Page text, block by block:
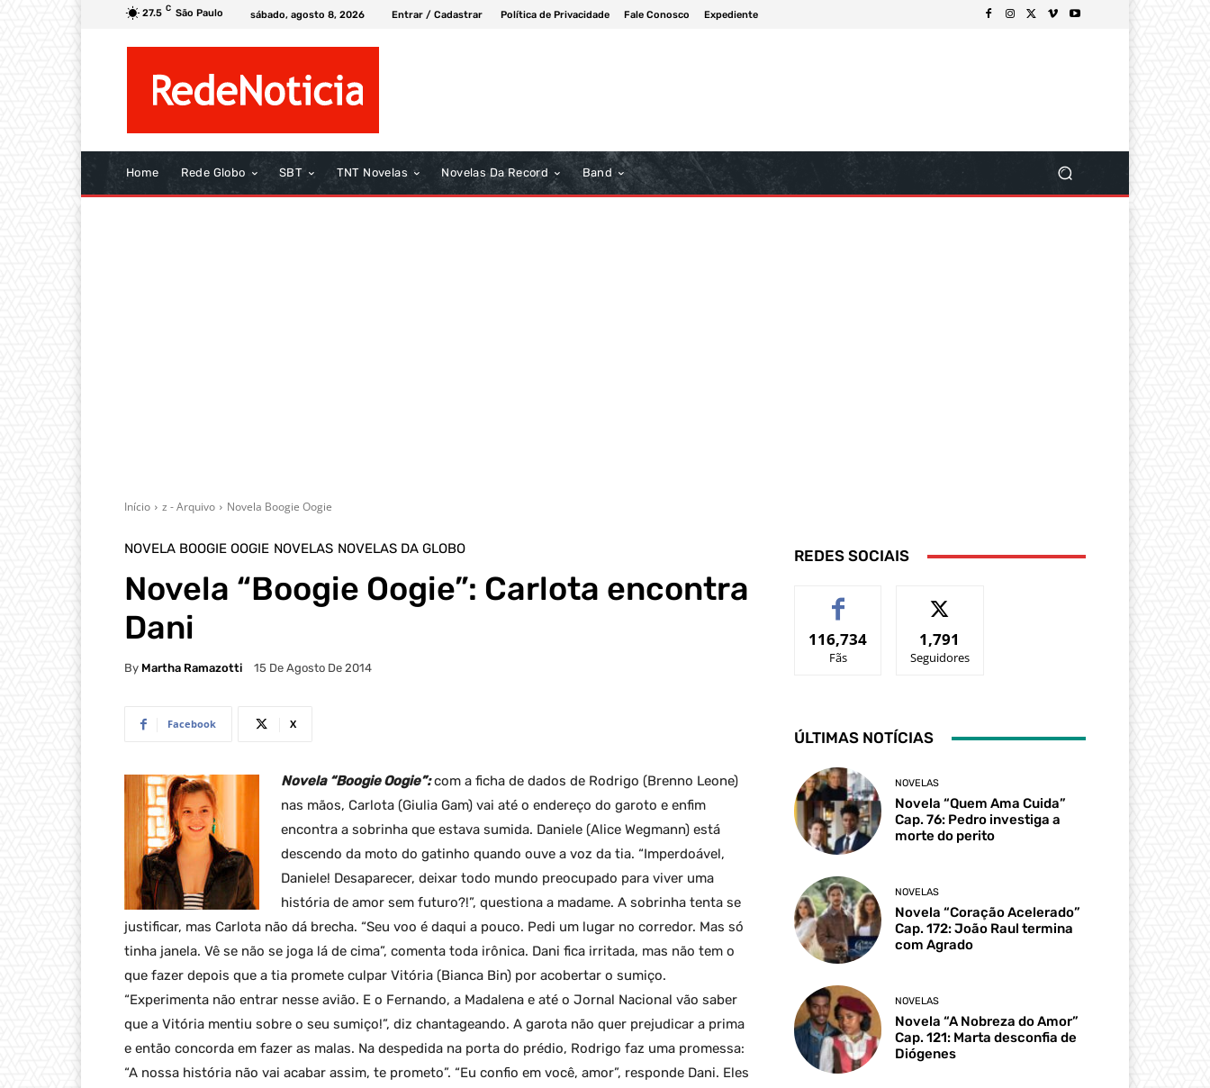
27.5 C São Paulo sábado, agosto 8, 2026 Entrar / Cadastrar Política de Privacidade Fale Conosco Expediente
Home Rede Globo SBT TNT Novelas Novelas Da Record Band
Início z - Arquivo Novela Boogie Oogie
NOVELA BOOGIE OOGIE NOVELAS NOVELAS DA GLOBO
Novela “Boogie Oogie”: Carlota encontra
Dani
By Martha Ramazotti 15 De Agosto De 2014
Facebook X
Novela “Boogie Oogie”:com a ficha de dados de Rodrigo (Brenno Leone)
nas mãos, Carlota (Giulia Gam) vai até o endereço do garoto e enfim
encontra a sobrinha que estava sumida. Daniele (Alice Wegmann) está
descendo da moto do gatinho quando ouve a voz da tia. “Imperdoável,
Daniele! Desaparecer, deixar todo mundo preocupado para viver uma
história de amor sem futuro?!”, questiona a madame. A sobrinha tenta se
justificar, mas Carlota não dá brecha. “Seu voo é daqui a pouco. Pedi um lugar no corredor. Mas só
tinha janela. Vê se não se joga lá de cima”, comenta toda irônica. Dani fica irritada, mas não tem o
que fazer depois que a tia promete culpar Vitória (Bianca Bin) por acobertar o sumiço.
“Experimenta não entrar nesse avião. E o Fernando, a Madalena e até o Jornal Nacional vão saber
que a Vitória mentiu sobre o seu sumiço!”, diz chantageando. A garota não quer prejudicar a prima
e então concorda em fazer as malas. Na despedida na porta do prédio, Rodrigo faz uma promessa:
“A nossa história não vai acabar assim, te prometo”. “Eu confio em você, amor”, responde Dani. Eles
REDES SOCIAIS
116,734
Fãs
1,791
Seguidores
ÚLTIMAS NOTÍCIAS
NOVELAS
Novela “Quem Ama Cuida”
Cap. 76: Pedro investiga a
morte do perito
NOVELAS
Novela “Coração Acelerado”
Cap. 172: João Raul termina
com Agrado
NOVELAS
Novela “A Nobreza do Amor”
Cap. 121: Marta desconfia de
Diógenes